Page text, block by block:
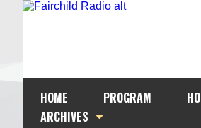
HOME PROGRAM
ARCHIVES